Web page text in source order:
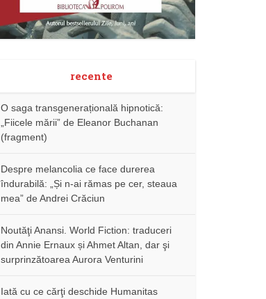
recente
O saga transgenerațională hipnotică:
„Fiicele mării” de Eleanor Buchanan
(fragment)
Despre melancolia ce face durerea
îndurabilă: „Și n-ai rămas pe cer, steaua
mea” de Andrei Crăciun
Noutăţi Anansi. World Fiction: traduceri
din Annie Ernaux și Ahmet Altan, dar şi
surprinzătoarea Aurora Venturini
Iată cu ce cărţi deschide Humanitas